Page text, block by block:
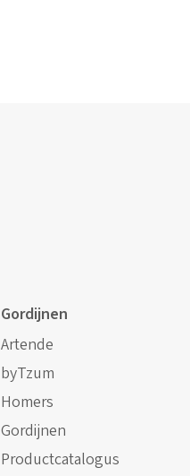
Gordijnen
Artende
byTzum
Homers
Gordijnen
Productcatalogus